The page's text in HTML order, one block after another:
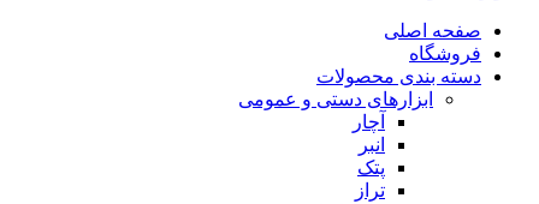
صفحه اصلی
فروشگاه
دسته بندی محصولات
ابزارهای دستی و عمومی
آچار
انبر
پتک
تراز